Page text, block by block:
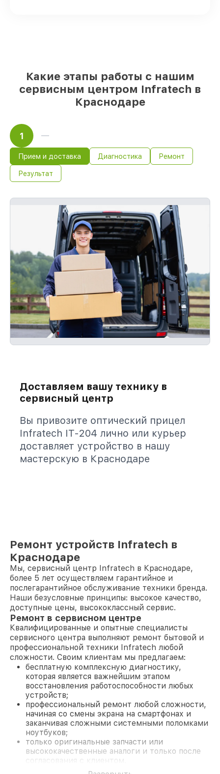
Какие этапы работы с нашим
сервисным центром Infratech в
Краснодаре
1
Прием и доставка Диагностика Ремонт
Результат
Доставляем вашу технику в
сервисный центр
Вы привозите оптический прицел
Infratech IT-204 лично или курьер
доставляет устройство в нашу
мастерскую в Краснодаре
Ремонт устройств Infratech в
Краснодаре
Мы, сервисный центр Infratech в Краснодаре,
более 5 лет осуществляем гарантийное и
послегарантийное обслуживание техники бренда.
Наши безусловные принципы: высокое качество,
доступные цены, высококлассный сервис.
Ремонт в сервисном центре
Квалифицированные и опытные специалисты
сервисного центра выполняют ремонт бытовой и
профессиональной техники Infratech любой
сложности. Своим клиентам мы предлагаем:
бесплатную комплексную диагностику,
которая является важнейшим этапом
восстановления работоспособности любых
устройств;
профессиональный ремонт любой сложности,
начиная со смены экрана на смартфонах и
заканчивая сложными системными поломками
ноутбуков;
только оригинальные запчасти или
высококачественные аналоги и только после
согласования с клиентом.
На все работы и замененные комплектующие